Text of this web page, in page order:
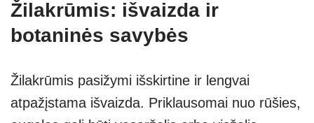
Žilakrūmis: išvaizda ir
botaninės savybės
Žilakrūmis pasižymi išskirtine ir lengvai
atpažįstama išvaizda. Priklausomai nuo rūšies,